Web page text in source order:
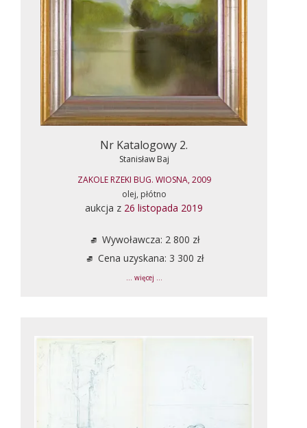
Nr Katalogowy 2.
Stanisław Baj
ZAKOLE RZEKI BUG. WIOSNA, 2009
olej, płótno
aukcja z 26 listopada 2019
Wywoławcza: 2 800 zł
Cena uzyskana: 3 300 zł
... więcej ...